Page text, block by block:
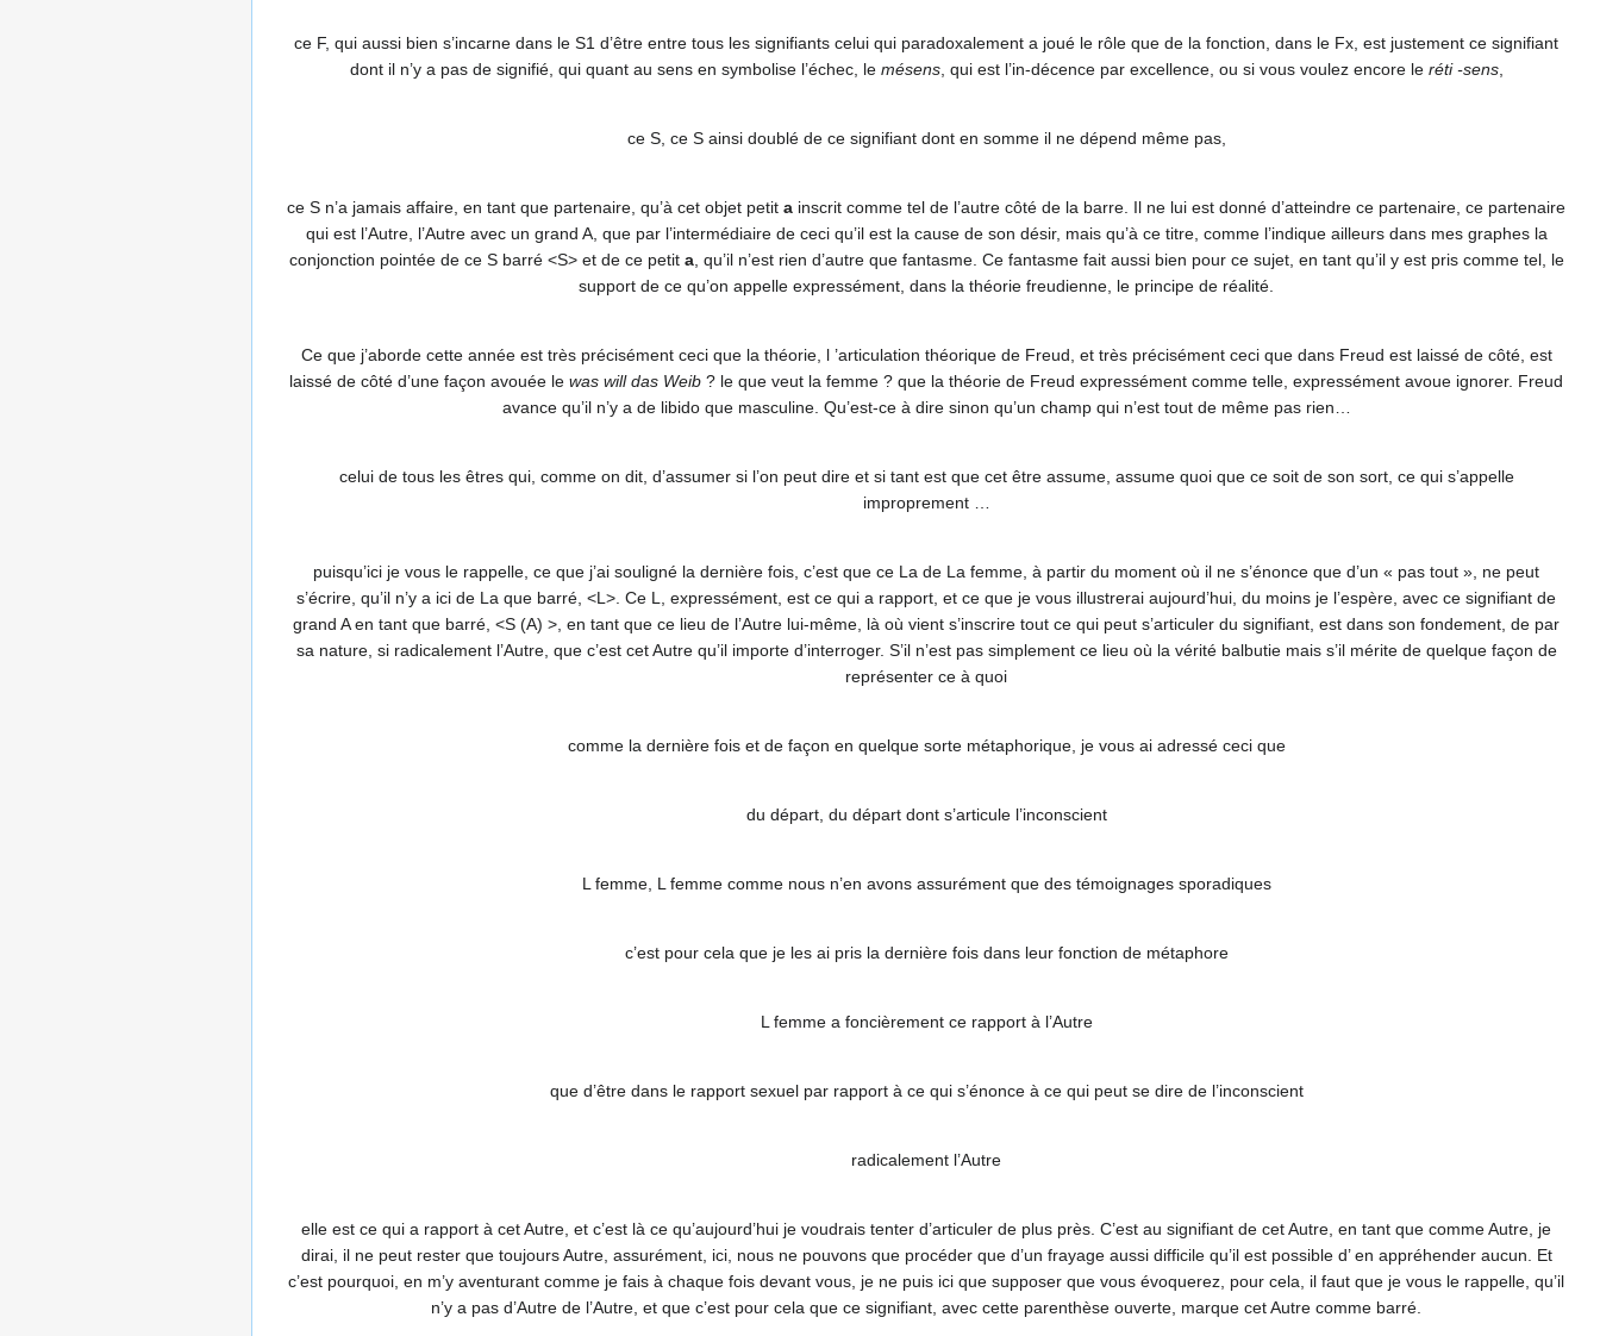
ce F, qui aussi bien s’incarne dans le S1 d’être entre tous les signifiants celui qui paradoxalement a joué le rôle que de la fonction, dans le Fx, est justement ce signifiant
dont il n’y a pas de signifié, qui quant au sens en symbolise l’échec, le mésens, qui est l’in-décence par excellence, ou si vous voulez encore le réti -sens,
ce S, ce S ainsi doublé de ce signifiant dont en somme il ne dépend même pas,
ce S n’a jamais affaire, en tant que partenaire, qu’à cet objet petita inscrit comme tel de l’autre côté de la barre. Il ne lui est donné d’atteindre ce partenaire, ce partenaire
qui est l’Autre, l’Autre avec un grand A, que par l’intermédiaire de ceci qu’il est la cause de son désir, mais qu’à ce titre, comme l’indique ailleurs dans mes graphes la
conjonction pointée de ce S barré <S> et de ce petit a, qu’il n’est rien d’autre que fantasme. Ce fantasme fait aussi bien pour ce sujet, en tant qu’il y est pris comme tel, le
support de ce qu’on appelle expressément, dans la théorie freudienne, le principe de réalité.
Ce que j’aborde cette année est très précisément ceci que la théorie, l ’articulation théorique de Freud, et très précisément ceci que dans Freud est laissé de côté, est
laissé de côté d’une façon avouée lewas will das Weib ? le que veut la femme ? que la théorie de Freud expressément comme telle, expressément avoue ignorer. Freud
avance qu’il n’y a de libido que masculine. Qu’est-ce à dire sinon qu’un champ qui n’est tout de même pas rien…
celui de tous les êtres qui, comme on dit, d’assumer si l’on peut dire et si tant est que cet être assume, assume quoi que ce soit de son sort, ce qui s’appelle
improprement …
puisqu’ici je vous le rappelle, ce que j’ai souligné la dernière fois, c’est que ce La de La femme, à partir du moment où il ne s’énonce que d’un « pas tout », ne peut
s’écrire, qu’il n’y a ici de La que barré, <L>. Ce L, expressément, est ce qui a rapport, et ce que je vous illustrerai aujourd’hui, du moins je l’espère, avec ce signifiant de
grand A en tant que barré, <S (A) >, en tant que ce lieu de l’Autre lui-même, là où vient s’inscrire tout ce qui peut s’articuler du signifiant, est dans son fondement, de par
sa nature, si radicalement l’Autre, que c’est cet Autre qu’il importe d’interroger. S’il n’est pas simplement ce lieu où la vérité balbutie mais s’il mérite de quelque façon de
représenter ce à quoi
comme la dernière fois et de façon en quelque sorte métaphorique, je vous ai adressé ceci que
du départ, du départ dont s’articule l’inconscient
L femme, L femme comme nous n’en avons assurément que des témoignages sporadiques
c’est pour cela que je les ai pris la dernière fois dans leur fonction de métaphore
L femme a foncièrement ce rapport à l’Autre
que d’être dans le rapport sexuel par rapport à ce qui s’énonce à ce qui peut se dire de l’inconscient
radicalement l’Autre
elle est ce qui a rapport à cet Autre, et c’est là ce qu’aujourd’hui je voudrais tenter d’articuler de plus près. C’est au signifiant de cet Autre, en tant que comme Autre, je
dirai, il ne peut rester que toujours Autre, assurément, ici, nous ne pouvons que procéder que d’un frayage aussi difficile qu’il est possible d’ en appréhender aucun. Et
c’est pourquoi, en m’y aventurant comme je fais à chaque fois devant vous, je ne puis ici que supposer que vous évoquerez, pour cela, il faut que je vous le rappelle, qu’il
n’y a pas d’Autre de l’Autre, et que c’est pour cela que ce signifiant, avec cette parenthèse ouverte, marque cet Autre comme barré.